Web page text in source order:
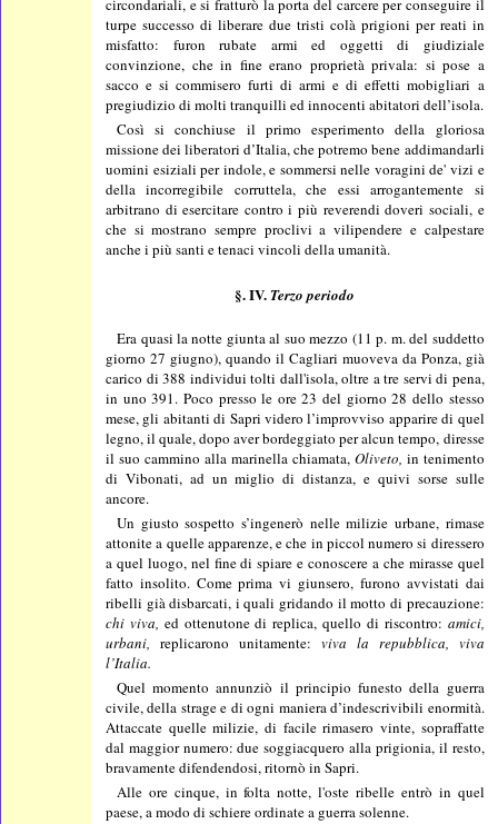
circondariali, e si fratturò la porta del carcere per conseguire il
turpe successo di liberare due tristi colà prigioni per reati in
misfatto: furon rubate armi ed oggetti di giudiziale
convinzione, che in fine erano proprietà privala: si pose a
sacco e si commisero furti di armi e di effetti mobigliari a
pregiudizio di molti tranquilli ed innocenti abitatori dell’isola.
Così si conchiuse il primo esperimento della gloriosa
missione dei liberatori d’Italia, che potremo bene addimandarli
uomini esiziali per indole, e sommersi nelle voragini de' vizi e
della incorregibile corruttela, che essi arrogantemente si
arbitrano di esercitare contro i più reverendi doveri sociali, e
che si mostrano sempre proclivi a vilipendere e calpestare
anche i più santi e tenaci vincoli della umanità.
§. IV.Terzo periodo
Era quasi la notte giunta al suo mezzo (11 p. m. del suddetto
giorno 27 giugno), quando il Cagliari muoveva da Ponza, già
carico di 388 individui tolti dall'isola, oltre a tre servi di pena,
in uno 391. Poco presso le ore 23 del giorno 28 dello stesso
mese, gli abitanti di Sapri videro l’improvviso apparire di quel
legno, il quale, dopo aver bordeggiato per alcun tempo, diresse
il suo cammino alla marinella chiamata, Oliveto, in tenimento
di Vibonati, ad un miglio di distanza, e quivi sorse sulle
ancore.
Un giusto sospetto s’ingenerò nelle milizie urbane, rimase
attonite a quelle apparenze, e che in piccol numero si diressero
a quel luogo, nel fine di spiare e conoscere a che mirasse quel
fatto insolito. Come prima vi giunsero, furono avvistati dai
ribelli già disbarcati, i quali gridando il motto di precauzione:
chi viva, ed ottenutone di replica, quello di riscontro: amici,
urbani, replicarono unitamente: viva la repubblica, viva
l’Italia.
Quel momento annunziò il principio funesto della guerra
civile, della strage e di ogni maniera d’indescrivibili enormità.
Attaccate quelle milizie, di facile rimasero vinte, sopraffatte
dal maggior numero: due soggiacquero alla prigionia, il resto,
bravamente difendendosi, ritornò in Sapri.
Alle ore cinque, in folta notte, l'oste ribelle entrò in quel
paese, a modo di schiere ordinate a guerra solenne.